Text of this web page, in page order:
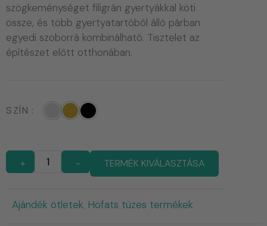
szögkeménységet filigrán gyertyákkal köti
össze, és több gyertyatartóból álló párban
egyedi szoborrá kombinálható. Tisztelet az
építészet előtt otthonában.
SZÍN
+ - TERMÉK KIVÁLASZTÁSA
Ajándék ötletek Höfats tüzes termékek